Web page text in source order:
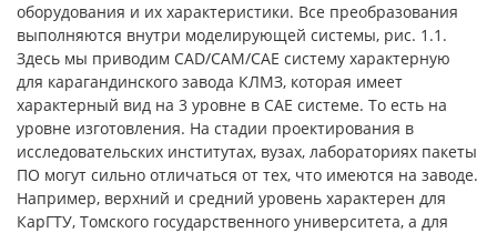
оборудования и их характеристики. Все преобразования
выполняются внутри моделирующей системы, рис. 1.1.
Здесь мы приводим CAD/CAM/CAE систему характерную
для карагандинского завода КЛМЗ, которая имеет
характерный вид на 3 уровне в CAE системе. То есть на
уровне изготовления. На стадии проектирования в
исследовательских институтах, вузах, лабораториях пакеты
ПО могут сильно отличаться от тех, что имеются на заводе.
Например, верхний и средний уровень характерен для
КарГТУ, Томского государственного университета, а для